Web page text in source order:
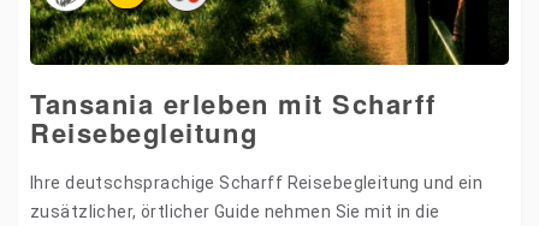
Tansania erleben mit Scharff
Reisebegleitung
Ihre deutschsprachige Scharff Reisebegleitung und ein
zusätzlicher, örtlicher Guide nehmen Sie mit in die